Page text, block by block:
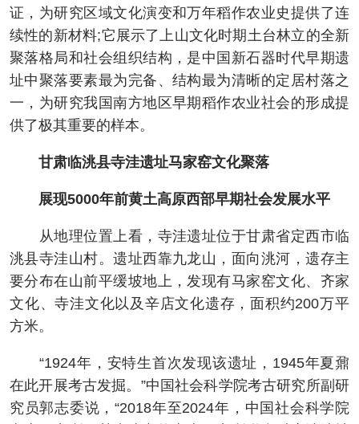
证，为研究区域文化演变和万年稻作农业史提供了连
续性的新材料;它展示了上山文化时期土台林立的全新
聚落格局和社会组织结构，是中国新石器时代早期遗
址中聚落要素最为完备、结构最为清晰的定居村落之
一，为研究我国南方地区早期稻作农业社会的形成提
供了极其重要的样本。
甘肃临洮县寺洼遗址马家窑文化聚落
展现5000年前黄土高原西部早期社会发展水平
从地理位置上看，寺洼遗址位于甘肃省定西市临
洮县寺洼山村。遗址西靠九龙山，面向洮河，遗存主
要分布在山前平缓坡地上，发现有马家窑文化、齐家
文化、寺洼文化以及辛店文化遗存，面积约200万平
方米。
“1924年，安特生首次发现该遗址，1945年夏鼐
在此开展考古发掘。”中国社会科学院考古研究所副研
究员郭志委说，“2018年至2024年，中国社会科学院